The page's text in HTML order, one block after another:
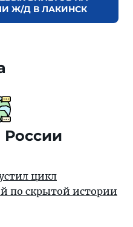
Ж/Д В ЛАКИНСК
России
цикл
по скрытой истории